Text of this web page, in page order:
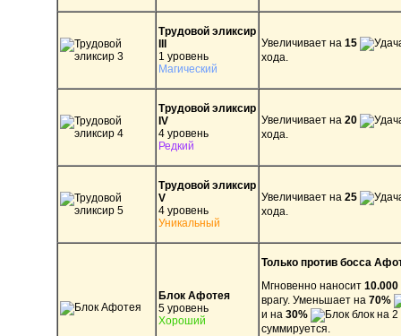
Трудовой эликсир
III
1 уровень
Магический
Увеличивает на 15
хода.
Трудовой эликсир
IV
4 уровень
Редкий
Увеличивает на 20
хода.
Трудовой эликсир
V
4 уровень
Уникальный
Увеличивает на 25
хода.
Блок Афотея
5 уровень
Хороший
Только против босса
Мгновенно наносит 10.000
врагу. Уменьшает на 70%
и на 30%
блок на
суммируется.